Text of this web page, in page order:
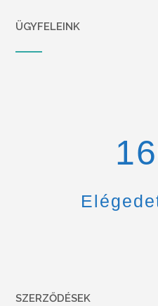
ÜGYFELEINK
SZERZŐDÉSEK